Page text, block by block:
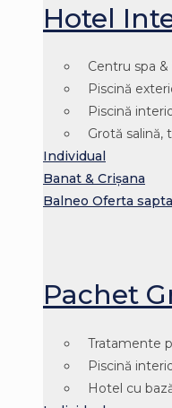
Hotel
Centru spa
Piscină
Piscină
Grotă salină,
Individual
Banat & Crișana
Balneo Oferta
Pachet
Tratamente
Piscină
Hotel cu